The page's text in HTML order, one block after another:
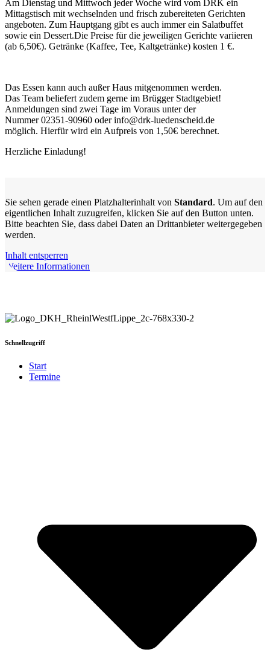
Am Dienstag und Mittwoch jeder Woche wird vom DRK ein
Mittagstisch mit wechselnden und frisch zubereiteten Gerichten
angeboten. Zum Hauptgang gibt es auch immer ein Salatbuffet
sowie ein Dessert.Die Preise für die jeweiligen Gerichte variieren
(ab 6,50€). Getränke (Kaffee, Tee, Kaltgetränke) kosten 1 €.
Das Essen kann auch außer Haus mitgenommen werden.
Das Team beliefert zudem gerne im Brügger Stadtgebiet!
Anmeldungen sind zwei Tage im Voraus unter der
Nummer 02351-90960 oder info@drk-luedenscheid.de
möglich. Hierfür wird ein Aufpreis von 1,50€ berechnet.
Herzliche Einladung!
Sie sehen gerade einen Platzhalterinhalt von Standard. Um auf den
eigentlichen Inhalt zuzugreifen, klicken Sie auf den Button unten.
Bitte beachten Sie, dass dabei Daten an Drittanbieter weitergegeben
werden.
Inhalt entsperren
Weitere Informationen
Schnellzugriff
Start
Termine